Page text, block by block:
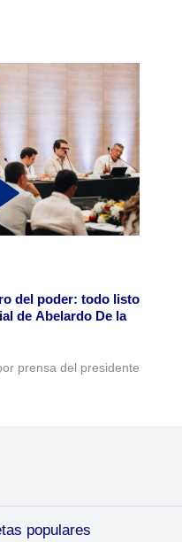
del poder: todo listo
de Abelardo De la
prensa del presidente
populares